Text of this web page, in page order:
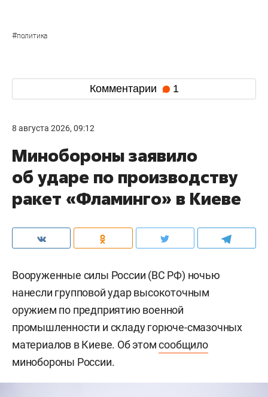
#политика
Комментарии 1
8 августа 2026, 09:12
Минобороны заявило
об ударе по производству
ракет «Фламинго» в Киеве
Вооруженные силы России (ВС РФ) ночью
нанесли групповой удар высокоточным
оружием по предприятию военной
промышленности и складу горюче-смазочных
материалов в Киеве. Об этомсообщило
минобороны России.